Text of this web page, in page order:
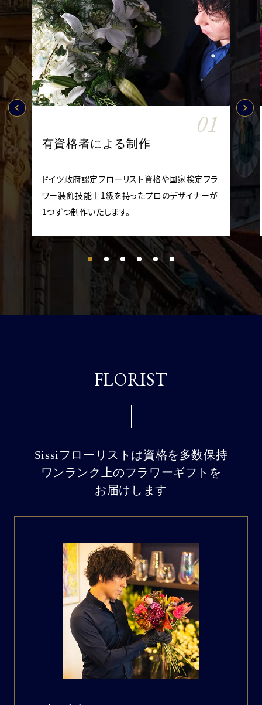
01
有資格者による制作
ドイツ政府認定フローリスト資格や国家検定フラ
ワー装飾技能士1級を持ったプロのデザイナーが
1つずつ制作いたします。
FLORIST
Sissiフローリストは資格を多数保持
ワンランク上のフラワーギフトを
お届けします